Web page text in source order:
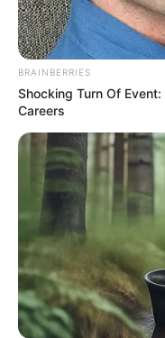
BRAINBERRIES
Shocking Turn Of
Careers